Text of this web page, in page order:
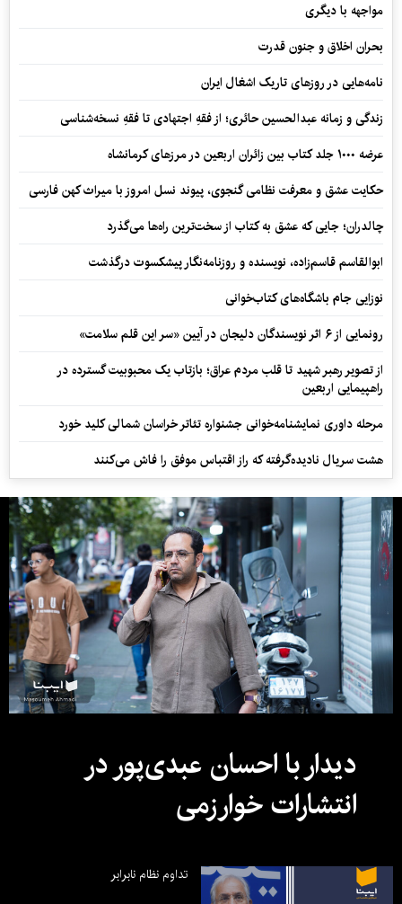
مواجهه با دیگری
بحران اخلاق و جنون قدرت
نامه‌هایی در روزهای تاریک اشغال ایران
زندگی و زمانه عبدالحسین حائری؛ از فقهِ اجتهادی تا فقهِ نسخه‌شناسی
عرضه ۱۰۰۰ جلد کتاب بین زائران اربعین در مرزهای کرمانشاه
حکایت عشق و معرفت نظامی گنجوی، پیوند نسل امروز با میراث کهن فارسی
چالدران؛ جایی که عشق به کتاب از سخت‌ترین راه‌ها می‌گذرد
ابوالقاسم قاسم‌زاده، نویسنده و روزنامه‌نگار پیشکسوت درگذشت
نوزایی جام باشگاه‌های کتاب‌خوانی
رونمایی از ۶ اثر نویسندگان دلیجان در آیین «سر این قلم سلامت»
از تصویر رهبر شهید تا قلب مردم عراق؛ بازتاب یک محبوبیت گسترده در
راهپیمایی اربعین
مرحله داوری نمایشنامه‌خوانی جشنواره تئاتر خراسان شمالی کلید خورد
هشت سریال نادیده‌گرفته که راز اقتباس موفق را فاش می‌کنند
دیدار با احسان عبدی‌پور در
انتشارات خوارزمی
تداوم نظام نابرابر